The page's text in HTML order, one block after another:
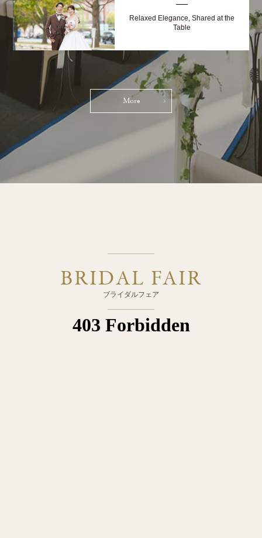
Relaxed Elegance, Shared at the
Table
More
BRIDAL FAIR
ブライダルフェア